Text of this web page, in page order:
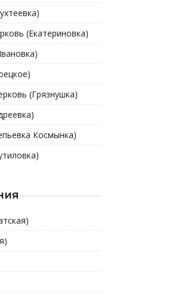
(Екатериновка)
(Грязнушка)
Космынка)